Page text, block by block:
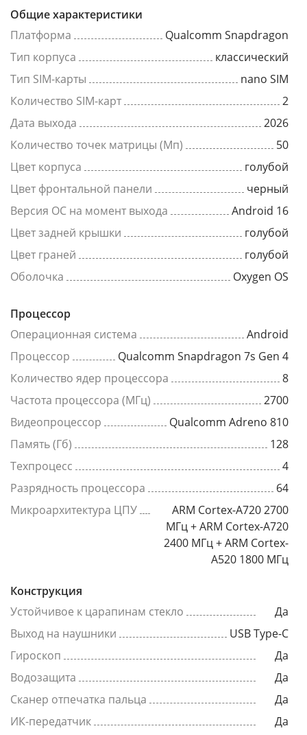
Общие характеристики
Платформа
Qualcomm Snapdragon
Тип корпуса
классический
Тип SIM-карты
nano SIM
Количество SIM-карт
2
Дата выхода
2026
Количество точек матрицы (Мп)
50
Цвет корпуса
голубой
Цвет фронтальной панели
черный
Версия ОС на момент выхода
Android 16
Цвет задней крышки
голубой
Цвет граней
голубой
Оболочка
Oxygen OS
Процессор
Операционная система
Android
Процессор
Qualcomm Snapdragon 7s Gen 4
Количество ядер процессора
8
Частота процессора (МГц)
2700
Видеопроцессор
Qualcomm Adreno 810
Память (Гб)
128
Техпроцесс
4
Разрядность процессора
64
Микроархитектура ЦПУ
ARM Cortex-A720 2700
МГц + ARM Cortex-A720
2400 МГц + ARM Cortex-
A520 1800 МГц
Конструкция
Устойчивое к царапинам стекло
Да
Выход на наушники
USB Type-C
Гироскоп
Да
Водозащита
Да
Сканер отпечатка пальца
Да
ИК-передатчик
Да